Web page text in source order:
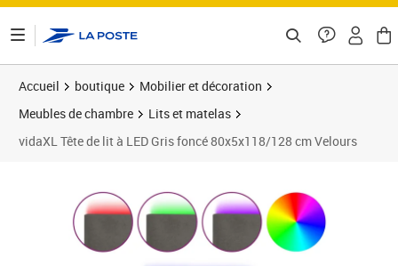
Accueil boutique
Mobilier et décoration
Meubles de chambre
Lits et matelas
vidaXL Tête de lit à LED Gris foncé 80x5x118/128 cm Velours